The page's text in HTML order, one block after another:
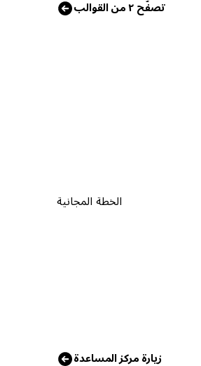
تصفّح ٢ من القوالب
الخطة المجانية
زيارة مركز المساعدة